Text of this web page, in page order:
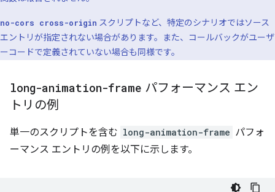
no-cors cross-origin スクリプトなど、特定のシナリオではソース
エントリが指定されない場合があります。また、コールバックがユーザ
ーコードで定義されていない場合も同様です。
long-animation-frame パフォーマンス エン
トリの例
単一のスクリプトを含む long-animation-frame パフォ
ーマンス エントリの例を以下に示します。